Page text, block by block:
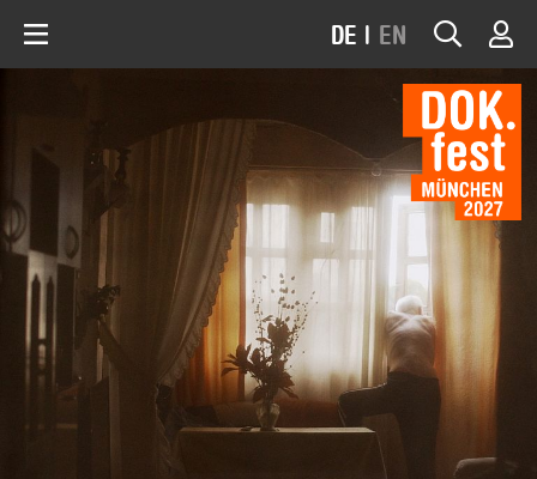
DE | EN